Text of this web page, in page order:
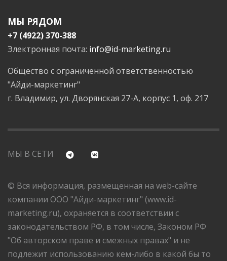
МЫ РЯДОМ
+7 (4922) 370-388
Электронная почта: info@id-marketing.ru
Общество с ограниченной ответственностью
"Айди-маркетинг"
г. Владимир, ул. Дворянская 27-А, корпус 1, оф. 217
МЫ В СЕТИ
© Вся информация, размещенная на web-сайте
компании ООО "Айди-маркетинг" (www.id-
marketing.ru), охраняется в соответствии с
законодательством РФ, в том числе, Законом РФ
"Об авторском праве и смежных правах" и не
подлежит использованию кем-либо в какой бы то